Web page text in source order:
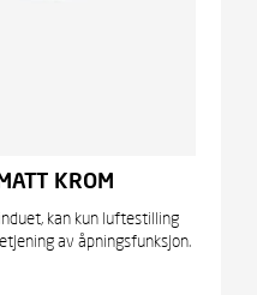
KROM
kan kun lufte­stilling
av åpnings­funksjon.